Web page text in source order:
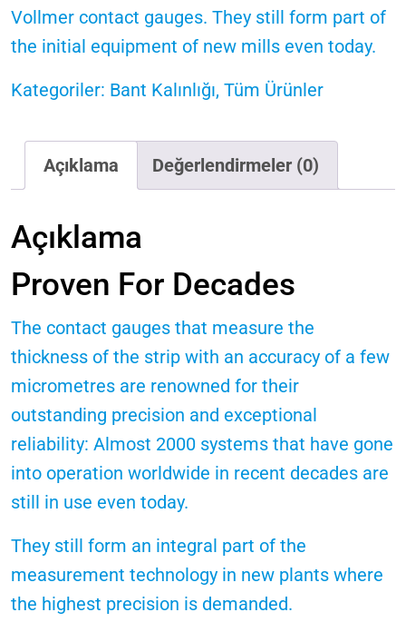
Vollmer contact gauges. They still form part of
the initial equipment of new mills even today.
Kategoriler: Bant Kalınlığı, Tüm Ürünler
Açıklama Değerlendirmeler (0)
Açıklama
Proven For Decades
The contact gauges that measure the
thickness of the strip with an accuracy of a few
micrometres are renowned for their
outstanding precision and exceptional
reliability: Almost 2000 systems that have gone
into operation worldwide in recent decades are
still in use even today.
They still form an integral part of the
measurement technology in new plants where
the highest precision is demanded.